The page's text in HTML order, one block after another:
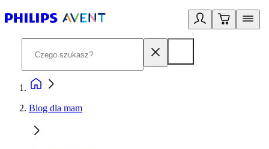
Blog dla mam